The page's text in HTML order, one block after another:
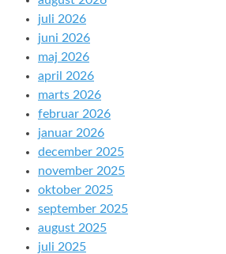
juli 2026
juni 2026
maj 2026
april 2026
marts 2026
februar 2026
januar 2026
december 2025
november 2025
oktober 2025
september 2025
august 2025
juli 2025